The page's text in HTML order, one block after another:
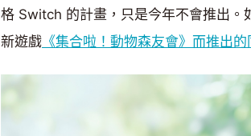
格 Switch 的計畫，只是今年不會推出
新遊戲 《集合啦！動物森友會》而推出的